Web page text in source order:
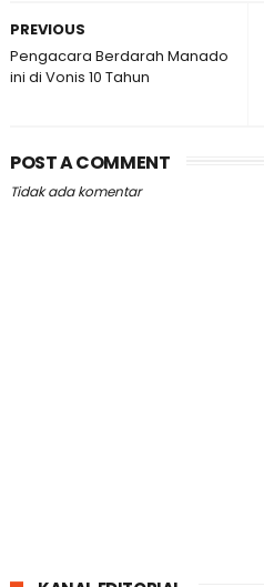
PREVIOUS
Pengacara Berdarah Manado
ini di Vonis 10 Tahun
POST A COMMENT
Tidak ada komentar